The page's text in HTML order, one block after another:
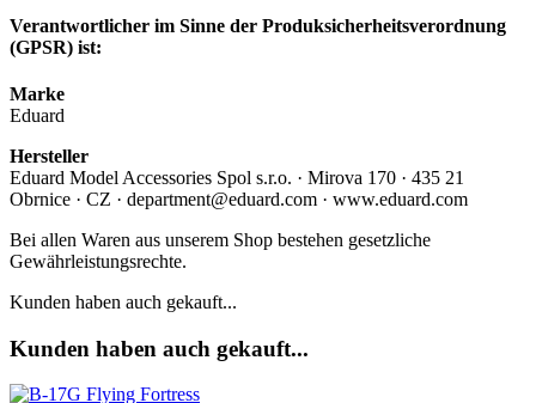
Verantwortlicher im Sinne der Produksicherheitsverordnung
(GPSR) ist:
Marke
Eduard
Hersteller
Eduard Model Accessories Spol s.r.o. · Mirova 170 · 435 21
Obrnice · CZ · department@eduard.com · www.eduard.com
Bei allen Waren aus unserem Shop bestehen gesetzliche
Gewährleistungsrechte.
Kunden haben auch gekauft...
Kunden haben auch gekauft...